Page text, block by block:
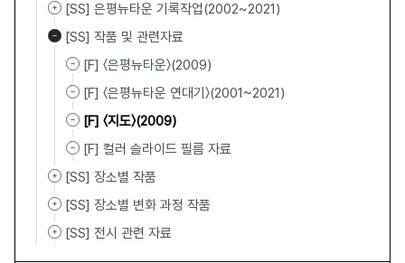
[SS] 은평뉴타운 기록작업(2002~2021)
[SS] 작품 및 관련자료
[F] 〈은평뉴타운〉(2009)
[F] 〈은평뉴타운 연대기〉(2001~2021)
[F] 〈지도〉(2009)
[F] 컬러 슬라이드 필름 자료
[SS] 장소별 작품
[SS] 장소별 변화 과정 작품
[SS] 전시 관련 자료